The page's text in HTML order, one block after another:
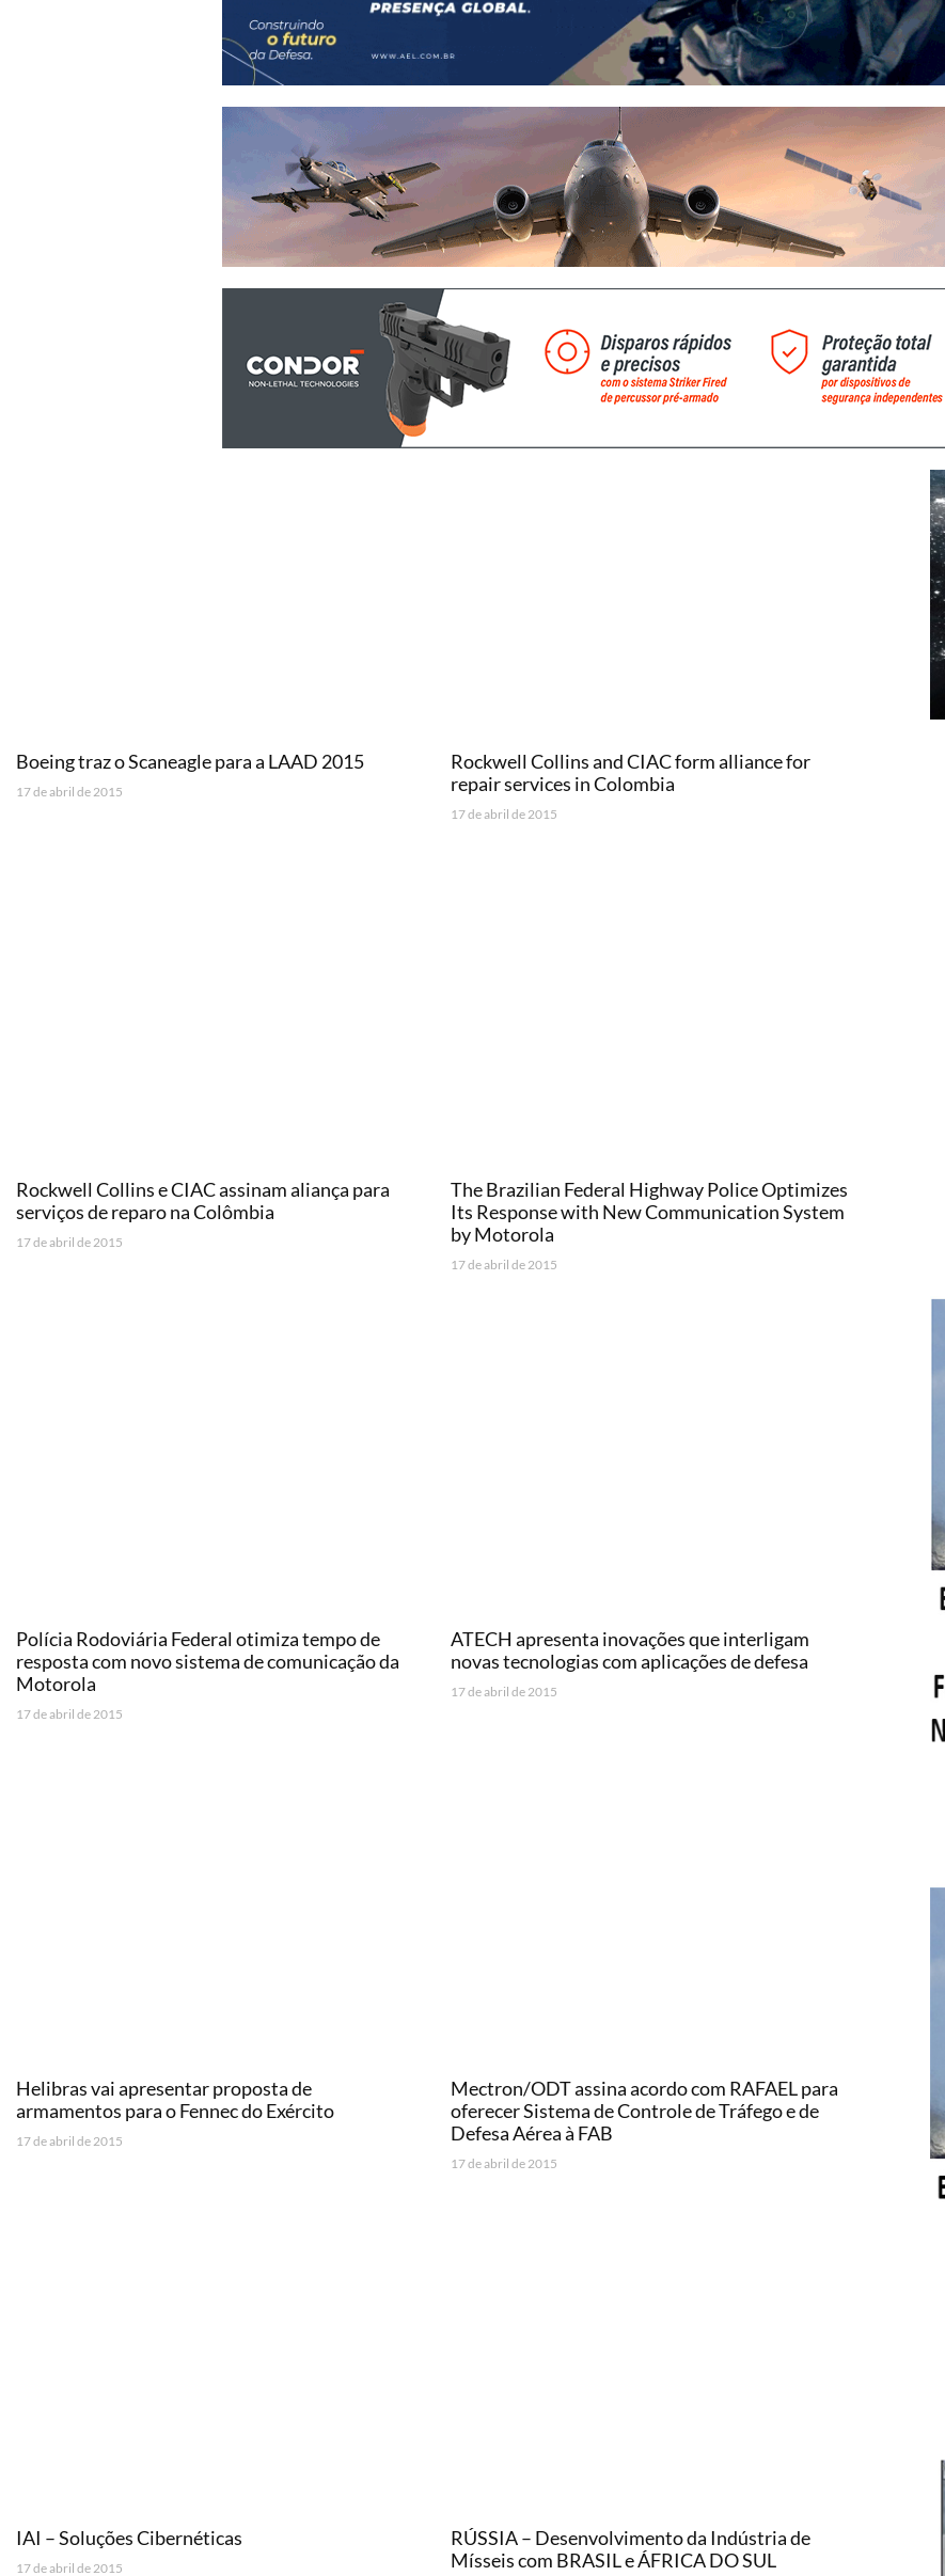
Boeing traz o Scaneagle para a LAAD 2015
17 de abril de 2015
Rockwell Collins and CIAC form alliance for
repair services in Colombia
17 de abril de 2015
Rockwell Collins e CIAC assinam aliança para
serviços de reparo na Colômbia
17 de abril de 2015
The Brazilian Federal Highway Police Optimizes
Its Response with New Communication System
by Motorola
17 de abril de 2015
Polícia Rodoviária Federal otimiza tempo de
resposta com novo sistema de comunicação da
Motorola
17 de abril de 2015
ATECH apresenta inovações que interligam
novas tecnologias com aplicações de defesa
17 de abril de 2015
Helibras vai apresentar proposta de
armamentos para o Fennec do Exército
17 de abril de 2015
Mectron/ODT assina acordo com RAFAEL para
oferecer Sistema de Controle de Tráfego e de
Defesa Aérea à FAB
17 de abril de 2015
IAI – Soluções Cibernéticas
17 de abril de 2015
RÚSSIA – Desenvolvimento da Indústria de
Mísseis com BRASIL e ÁFRICA DO SUL